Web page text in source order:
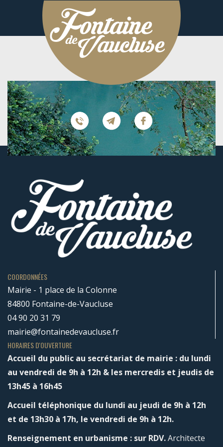
COORDONNÉES
Mairie - 1 place de la Colonne
84800 Fontaine-de-Vaucluse
04 90 20 31 79
mairie@fontainedevaucluse.fr
HORAIRES D'OUVERTURE
Accueil du public au secrétariat de mairie : du lundi
au vendredi de 9h à 12h & les mercredis et jeudis de
13h45 à 16h45
Accueil téléphonique du lundi au jeudi de 9h à 12h
et de 13h30 à 17h, le vendredi de 9h à 12h.
Renseignement en urbanisme : sur RDV.Architecte